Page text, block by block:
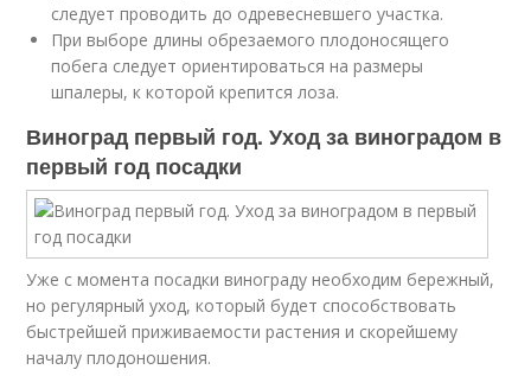
следует проводить до одревесневшего участка.
При выборе длины обрезаемого плодоносящего
побега следует ориентироваться на размеры
шпалеры, к которой крепится лоза.
Виноград первый год. Уход за виноградом в
первый год посадки
Уже с момента посадки винограду необходим бережный,
но регулярный уход, который будет способствовать
быстрейшей приживаемости растения и скорейшему
началу плодоношения.